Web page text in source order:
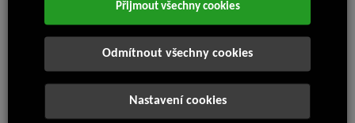
Přijmout všechny cookies
Odmítnout všechny cookies
Nastavení cookies